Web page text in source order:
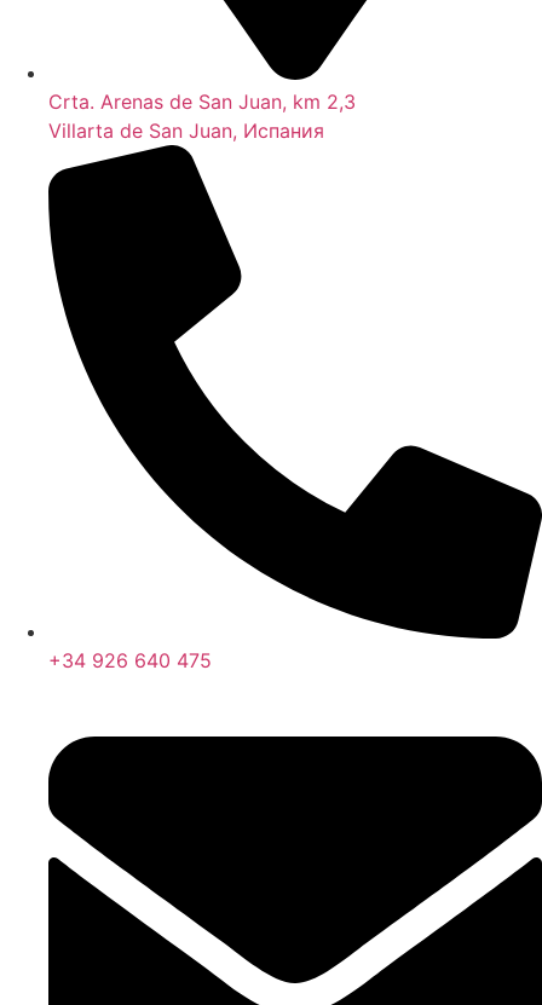
Crta. Arenas de San Juan, km 2,3
Villarta de San Juan, Испания
+34 926 640 475